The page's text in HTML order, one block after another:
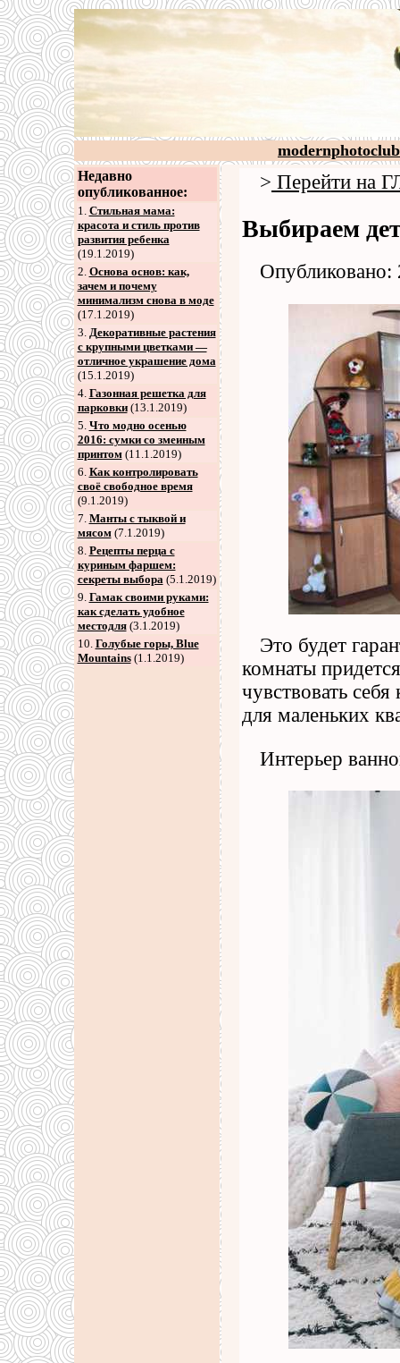
Недавно
опубликованное:
1. Стильная мама:
красота и стиль против
развития ребенка
(19.1.2019)
2. Основа основ: как,
зачем и почему
минимализм снова в моде
(17.1.2019)
3. Декоративные растения
с крупными цветками —
отличное украшение дома
(15.1.2019)
4. Газонная решетка для
парковки(13.1.2019)
5. Что модно осенью
2016: сумки со змеиным
принтом(11.1.2019)
6. Как контролировать
своё свободное время
(9.1.2019)
7. Манты с тыквой и
мясом(7.1.2019)
8. Рецепты перца с
куриным фаршем:
секреты выбора(5.1.2019)
9. Гамак своими руками:
как сделать удобное
местодля(3.1.2019)
10. Голубые горы, Blue
Mountains(1.1.2019)
> Перейти на
Выбираем
Опубликовано:
Это будет
комнаты
чувствовать
для маленьких
Интерьер